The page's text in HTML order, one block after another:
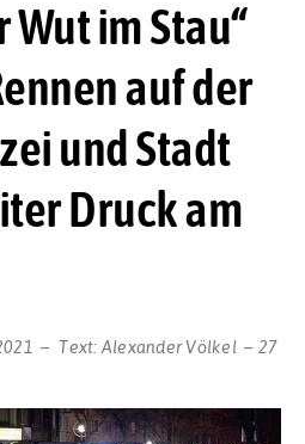
Wut im Stau“
auf der
und Stadt
Druck am
Text: Alexander Völkel
27